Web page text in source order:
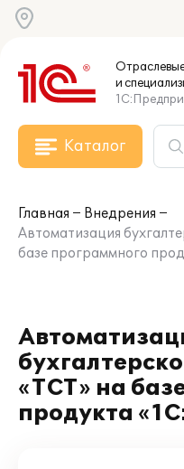
и
Каталог
Главная
Внедрения
Автоматизация
базе программного
«ТСТ» на
продукта